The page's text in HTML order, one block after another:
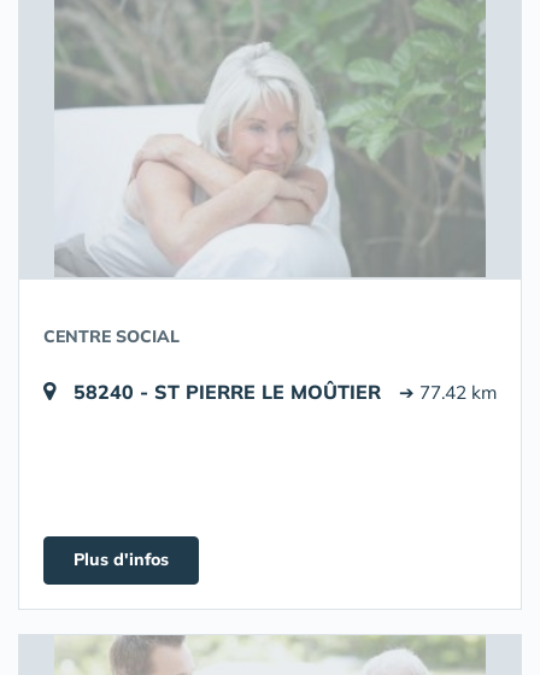
CENTRE SOCIAL
58240 - ST PIERRE LE MOÛTIER ➔ 77.42 km
Plus d'infos